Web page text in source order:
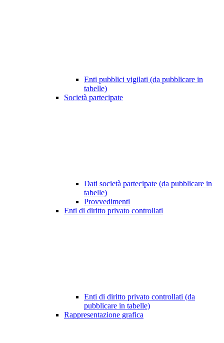
Enti pubblici vigilati (da pubblicare in
tabelle)
Società partecipate
Dati società partecipate (da pubblicare in
tabelle)
Provvedimenti
Enti di diritto privato controllati
Enti di diritto privato controllati (da
pubblicare in tabelle)
Rappresentazione grafica